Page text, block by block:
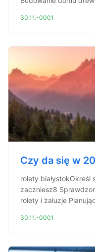
30.11.-0001
Czy da się w
rolety białystokOkreśl
zaczniesz8
rolety i żaluzje
30.11.-0001